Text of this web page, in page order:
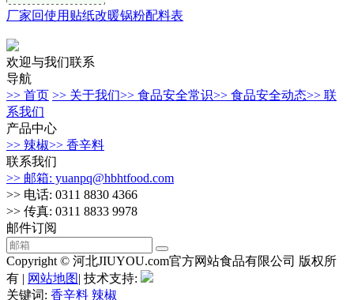
厂家回使用贴纸改暖锅粉配料表
欢迎与我们联系
导航
>> 首页 >> 关于我们>> 食品安全常识>> 食品安全动态>> 联
系我们
产品中心
>> 辣椒>> 香辛料
联系我们
>> 邮箱: yuanpq@hbhtfood.com
>> 电话: 0311 8830 4366
>> 传真: 0311 8833 9978
邮件订阅
Copyright © 河北JIUYOU.com官方网站食品有限公司 版权所
有 | 网站地图| 技术支持:
关键词: 香辛料 辣椒